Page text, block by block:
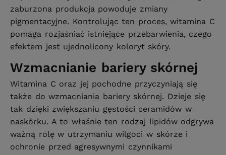
zaburzona produkcja powoduje zmiany
pigmentacyjne. Kontrolując ten proces, witamina C
pomaga rozjaśniać istniejące przebarwienia, czego
efektem jest ujednolicony koloryt skóry.
Wzmacnianie bariery skórnej
Witamina C oraz jej pochodne przyczyniają się
także do wzmacniania bariery skórnej. Dzieje się
tak dzięki zwiększaniu gęstości ceramidów w
naskórku. A to właśnie ten rodzaj lipidów odgrywa
ważną rolę w utrzymaniu wilgoci w skórze i
ochronie przed agresywnymi czynnikami